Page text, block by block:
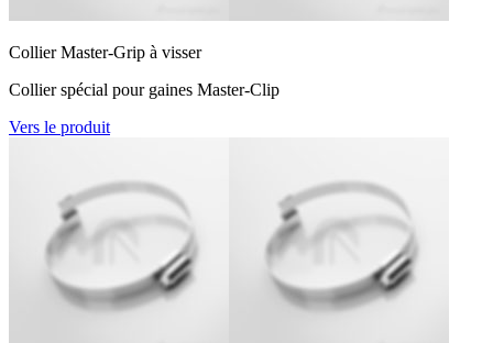
Collier Master-Grip à visser
Collier spécial pour gaines Master-Clip
Vers le produit